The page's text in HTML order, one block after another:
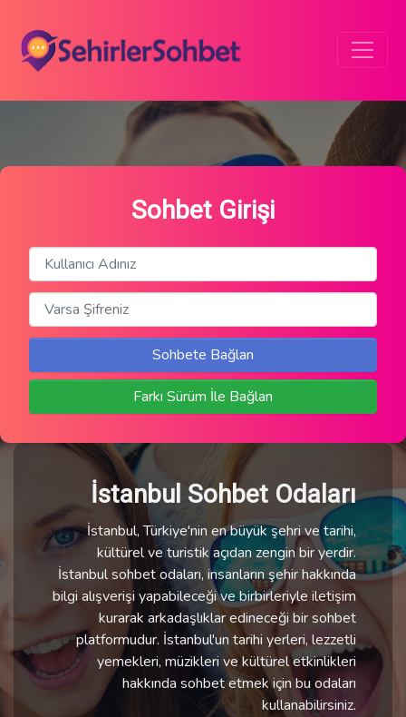
Sohbet Girişi
Sohbete Bağlan
Farkı Sürüm İle Bağlan
İstanbul Sohbet Odaları
İstanbul, Türkiye'nin en büyük şehri ve tarihi,
kültürel ve turistik açıdan zengin bir yerdir.
İstanbul sohbet odaları, insanların şehir hakkında
bilgi alışverişi yapabileceği ve birbirleriyle iletişim
kurarak arkadaşlıklar edineceği bir sohbet
platformudur. İstanbul'un tarihi yerleri, lezzetli
yemekleri, müzikleri ve kültürel etkinlikleri
hakkında sohbet etmek için bu odaları
kullanabilirsiniz.